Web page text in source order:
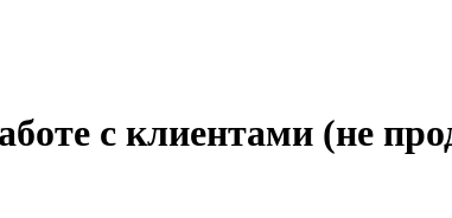
с клиентами (не